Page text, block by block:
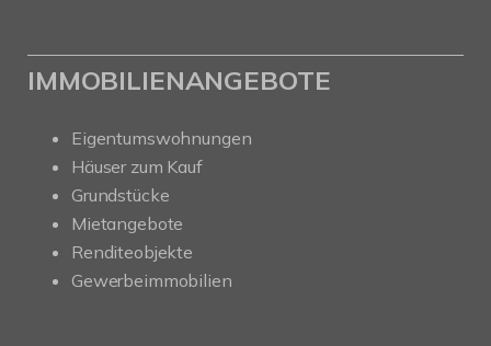
IMMOBILIENANGEBOTE
Eigentumswohnungen
Häuser zum Kauf
Grundstücke
Mietangebote
Renditeobjekte
Gewerbeimmobilien